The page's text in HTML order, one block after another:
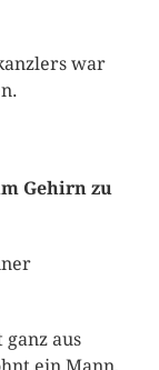
war
Gehirn zu
ganz aus